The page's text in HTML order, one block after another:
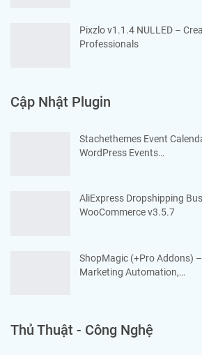
Pixzlo v1.1.4 NULLED –
Professionals
Cập Nhật Plugin
Stachethemes Event
WordPress Events…
AliExpress Dropshipping
WooCommerce v3.5.7
ShopMagic (+Pro Addons)
Marketing Automation,…
Thủ Thuật - Công Nghệ